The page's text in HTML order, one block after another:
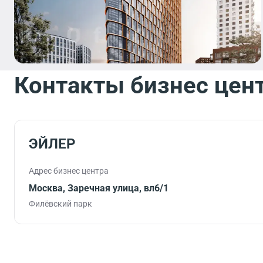
Контакты бизнес
ЭЙЛЕР
Адрес бизнес центра
Москва, Заречная улица, вл6/1
Филёвский парк